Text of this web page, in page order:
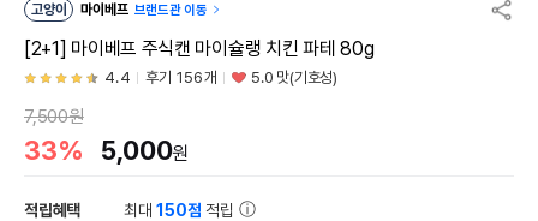
고양이 마이베프 브랜드관 이동
[2+1] 마이베프 주식캔 마이슐랭 치킨 파테 80g
4.4 후기 156개 5.0 맛(기호성)
7,500원
33% 5,000원
적립혜택 최대150점 적립